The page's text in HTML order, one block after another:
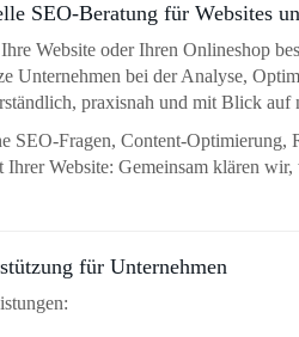
SEO-Beratung für Websites
Website oder Ihren Onlineshop
Unternehmen bei der Analyse,
praxisnah und mit Blick auf
SEO-Fragen, Content-Optimierung,
Ihrer Website: Gemeinsam klären
für Unternehmen